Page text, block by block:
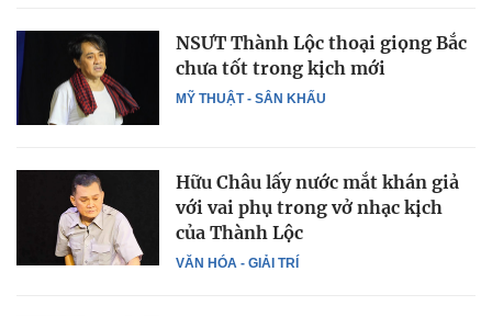
MỸ THUẬT - SÂN KHẤU
NSƯT Thành Lộc thoại giọng Bắc
chưa tốt trong kịch mới
VĂN HÓA - GIẢI TRÍ
Hữu Châu lấy nước mắt khán giả
với vai phụ trong vở nhạc kịch
của Thành Lộc